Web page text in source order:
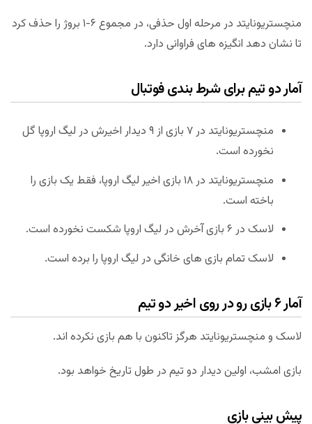
منچستریونایتد در مرحله اول حذفی، در مجموع ۶-۱ بروژ را حذف کرد
تا نشان دهد انگیزه های فراوانی دارد.
آمار دو تیم برای شرط بندی فوتبال
منچستریونایتد در ۷ بازی از ۹ دیدار اخیرش در لیگ اروپا گل
نخورده است.
منچستریونایتد در ۱۸ بازی اخیر لیگ اروپا، فقط یک بازی را
باخته است.
لاسک در ۶ بازی آخرش در لیگ اروپا شکست نخورده است.
لاسک تمام بازی های خانگی در لیگ اروپا را برده است.
آمار ۶ بازی رو در روی اخیر دو تیم
لاسک و منچستریونایتد هرگز تاکنون با هم بازی نکرده اند.
بازی امشب، اولین دیدار دو تیم در طول تاریخ خواهد بود.
پیش بینی بازی